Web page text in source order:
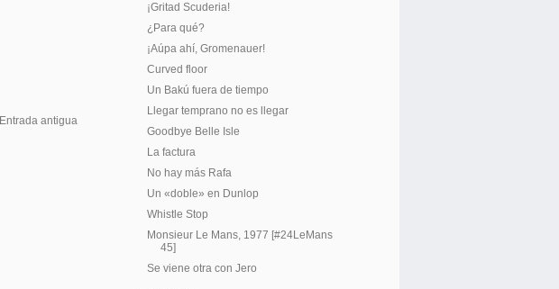
Entrada antigua
¡Gritad Scuderia!
¿Para qué?
¡Aúpa ahí, Gromenauer!
Curved floor
Un Bakú fuera de tiempo
Llegar temprano no es llegar
Goodbye Belle Isle
La factura
No hay más Rafa
Un «doble» en Dunlop
Whistle Stop
Monsieur Le Mans, 1977 [#24LeMans
45]
Se viene otra con Jero